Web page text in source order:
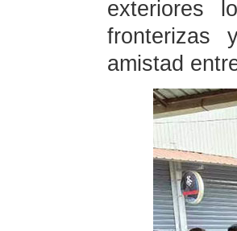
exteriores
fronterizas
amistad